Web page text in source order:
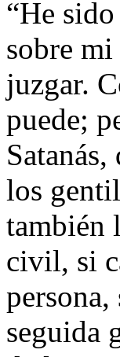
“He
sobre
juzgar.
puede;
los
también
civil, si
persona,
seguida